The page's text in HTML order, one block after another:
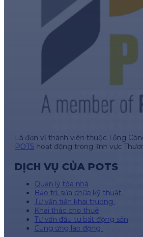
Là đơn vị thành viên thuộc Tổng
POTS hoạt động trong lĩnh vực
DỊCH VỤ CỦA POTS
Quản lý tòa nhà
Bảo trì, sửa chữa kỹ thuật
Tư vấn tiền khai trương
Khai thác cho thuê
Tư vấn đầu tư bất động sản
Cung ứng lao động